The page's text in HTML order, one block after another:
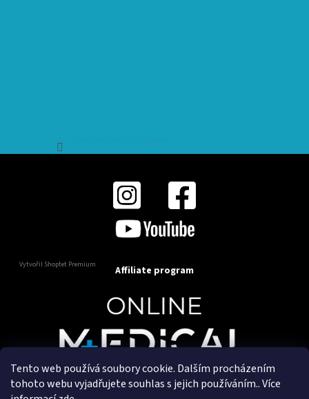
Tento web používá soubory cookie. Dalším procházením
tohoto webu vyjadřujete souhlas s jejich používáním.. Více
Vytvořil Shoptet Premium Affiliate program
Copyright 2025OnlineMedical.cz. Všechna práva
vyhrazena.